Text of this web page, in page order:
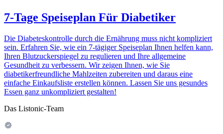
7-Tage Speiseplan Für Diabetiker
Die Diabeteskontrolle durch die Ernährung muss nicht kompliziert
sein. Erfahren Sie, wie ein 7-tägiger Speiseplan Ihnen helfen kann,
Ihren Blutzuckerspiegel zu regulieren und Ihre allgemeine
Gesundheit zu verbessern. Wir zeigen Ihnen, wie Sie
diabetikerfreundliche Mahlzeiten zubereiten und daraus eine
einfache Einkaufsliste erstellen können. Lassen Sie uns gesundes
Essen ganz unkompliziert gestalten!
Das Listonic-Team